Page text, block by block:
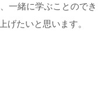
一緒に学ぶことのでき
げたいと思います。